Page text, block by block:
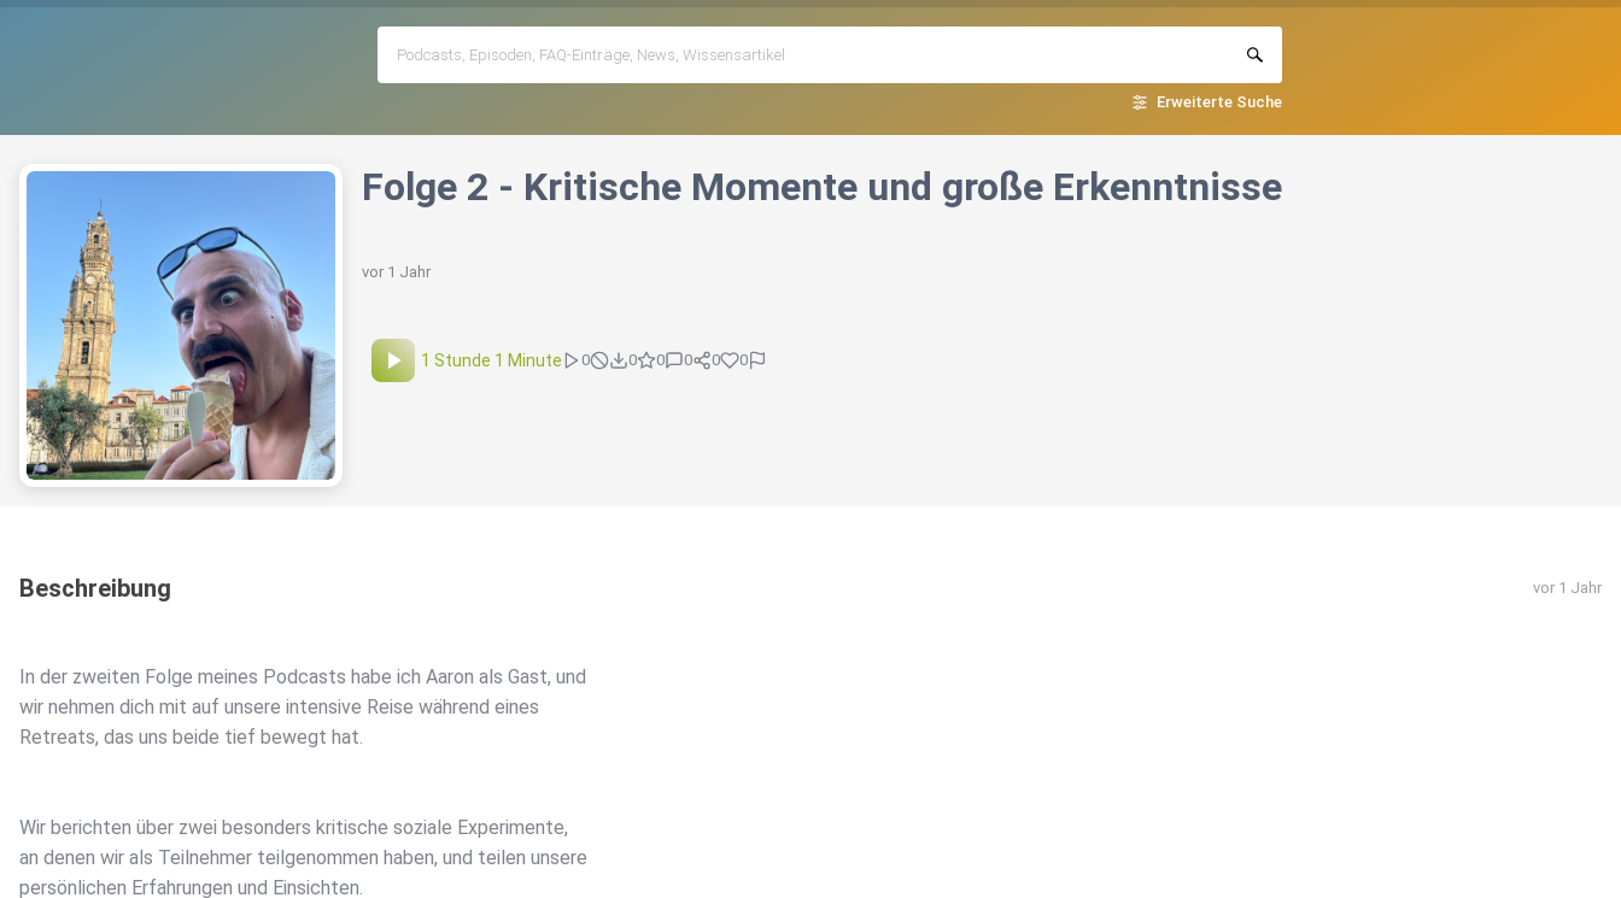
Erweiterte Suche
Folge 2 - Kritische Momente und große Erkenntnisse
vor 1 Jahr
1 Stunde 1 Minute 0 0 0 0 0 0
Beschreibung vor 1 Jahr
In der zweiten Folge meines Podcasts habe ich Aaron als Gast, und
wir nehmen dich mit auf unsere intensive Reise während eines
Retreats, das uns beide tief bewegt hat.
Wir berichten über zwei besonders kritische soziale Experimente,
an denen wir als Teilnehmer teilgenommen haben, und teilen unsere
persönlichen Erfahrungen und Einsichten.